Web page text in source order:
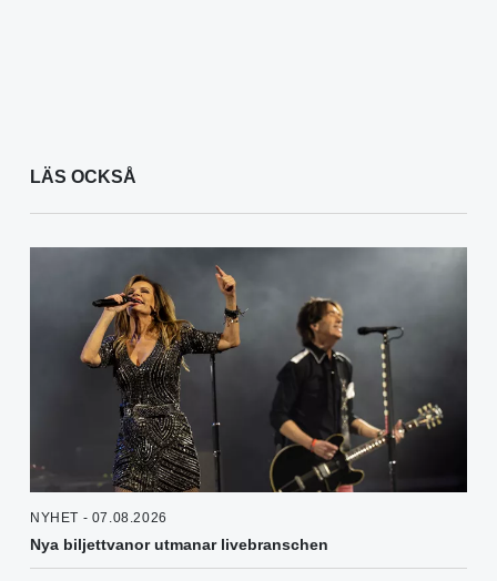
LÄS OCKSÅ
NYHET - 07.08.2026
Nya biljettvanor utmanar livebranschen